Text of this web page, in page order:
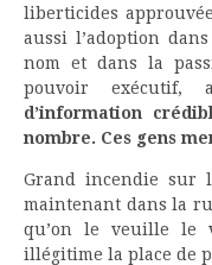
liberticides
aussi l’adoption
nom et dans la
pouvoir exécutif,
d’information
nombre. Ces gens
Grand incendie sur
maintenant dans la
qu’on le veuille le
illégitime la place de